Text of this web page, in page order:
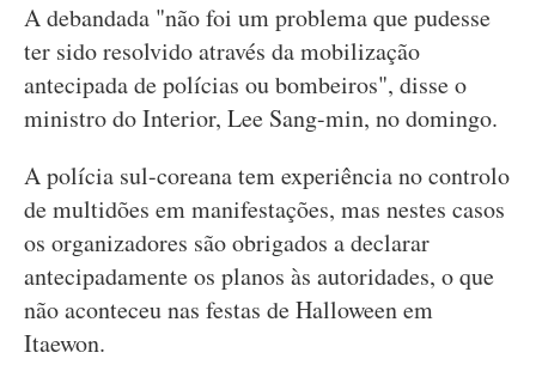
A debandada "não foi um problema que pudesse
ter sido resolvido através da mobilização
antecipada de polícias ou bombeiros", disse o
ministro do Interior, Lee Sang-min, no domingo.
A polícia sul-coreana tem experiência no controlo
de multidões em manifestações, mas nestes casos
os organizadores são obrigados a declarar
antecipadamente os planos às autoridades, o que
não aconteceu nas festas de Halloween em
Itaewon.